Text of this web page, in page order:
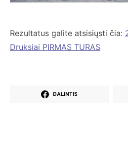
Rezultatus galite atsisiųsti čia:
Druksiai PIRMAS TURAS
DALINTIS